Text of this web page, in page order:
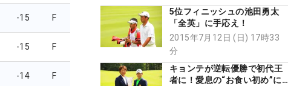
-15 F
-15 F
-14 F
5位フィニッシュの池田勇太
「全英」に手応え！
2015年7月12日 (日) 17時33
分
キョンテが逆転優勝で初代王
者に！愛息の“お食い初め”に